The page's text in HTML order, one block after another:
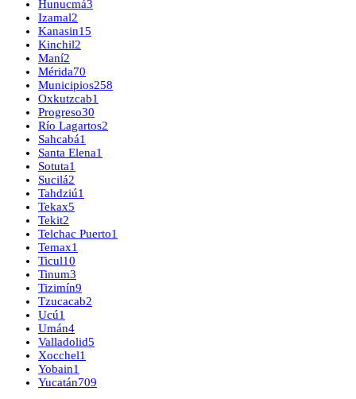
Hunucmá3
Izamal2
Kanasin15
Kinchil2
Maní2
Mérida70
Municipios258
Oxkutzcab1
Progreso30
Río Lagartos2
Sahcabá1
Santa Elena1
Sotuta1
Sucilá2
Tahdziú1
Tekax5
Tekit2
Telchac Puerto1
Temax1
Ticul10
Tinum3
Tizimín9
Tzucacab2
Ucú1
Umán4
Valladolid5
Xocchel1
Yobain1
Yucatán709